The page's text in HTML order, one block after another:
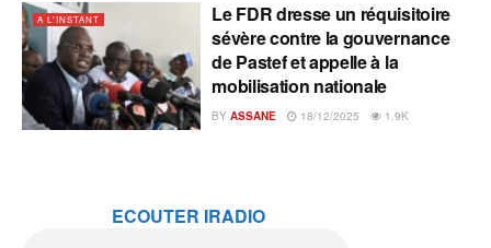
A L'INSTANT
Le FDR dresse un réquisitoire
sévère contre la gouvernance
de Pastef et appelle à la
mobilisation nationale
BY ASSANE 18/12/2025 1.9K
ECOUTER IRADIO